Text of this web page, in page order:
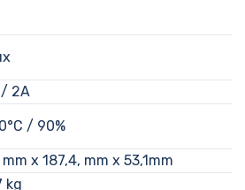
/ 2A
/ 90%
x 187,4, mm x 53,1mm
kg